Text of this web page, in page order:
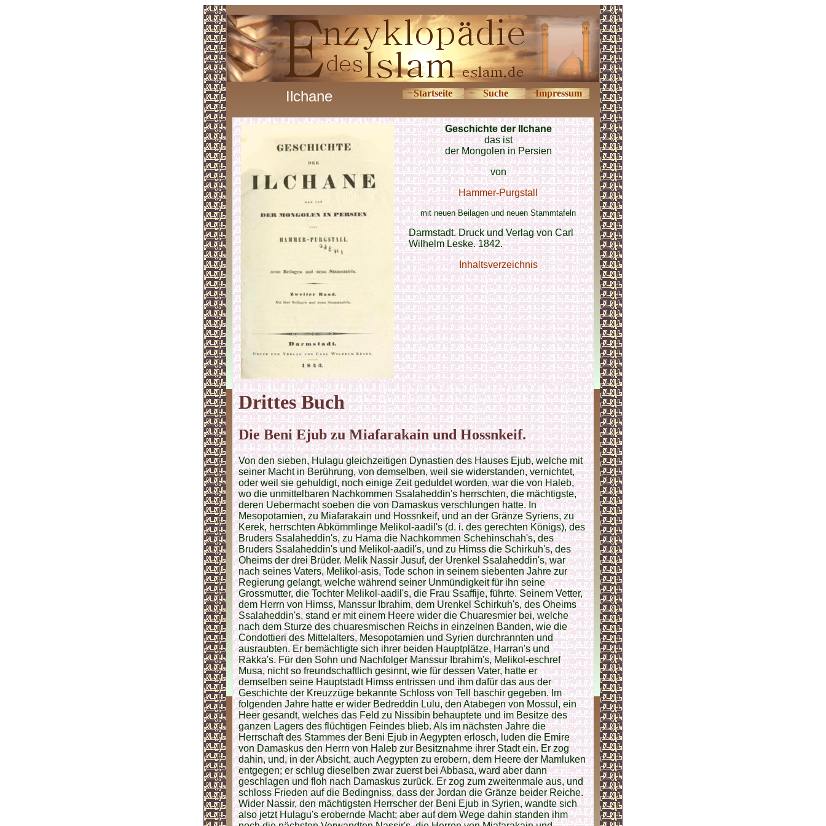
Ilchane Startseite Suche Impressum
Geschichte der Ilchane
das ist
der Mongolen in Persien
von
Hammer-Purgstall
mit neuen Beilagen und neuen Stammtafeln
Darmstadt. Druck und Verlag von Carl
Wilhelm Leske. 1842.
Inhaltsverzeichnis
DrittesBuch
Die Beni Ejub zu Miafarakain und Hossnkeif.
Von den sieben, Hulagu gleichzeitigen Dynastien des Hauses Ejub, welche mit
seiner Macht in Berührung, von demselben, weil sie widerstanden, vernichtet,
oder weil sie gehuldigt, noch einige Zeit geduldet worden, war die von Haleb,
wo die unmittelbaren Nachkommen Ssalaheddin's herrschten, die mächtigste,
deren Uebermacht soeben die von Damaskus verschlungen hatte. In
Mesopotamien, zu Miafarakain und Hossnkeif, und an der Gränze Syriens, zu
Kerek, herrschten Abkömmlinge Melikol-aadil's (d. i. des gerechten Königs), des
Bruders Ssalaheddin's, zu Hama die Nachkommen Schehinschah's, des
Bruders Ssalaheddin's und Melikol-aadil's, und zu Himss die Schirkuh's, des
Oheims der drei Brüder. Melik Nassir Jusuf, der Urenkel Ssalaheddin's, war
nach seines Vaters, Melikol-asis, Tode schon in seinem siebenten Jahre zur
Regierung gelangt, welche während seiner Unmündigkeit für ihn seine
Grossmutter, die Tochter Melikol-aadil's, die Frau Ssaffije, führte. Seinem Vetter,
dem Herrn von Himss, Manssur Ibrahim, dem Urenkel Schirkuh's, des Oheims
Ssalaheddin's, stand er mit einem Heere wider die Chuaresmier bei, welche
nach dem Sturze des chuaresmischen Reichs in einzelnen Banden, wie die
Condottieri des Mittelalters, Mesopotamien und Syrien durchrannten und
ausraubten. Er bemächtigte sich ihrer beiden Hauptplätze, Harran's und
Rakka's. Für den Sohn und Nachfolger Manssur Ibrahim's, Melikol-eschref
Musa, nicht so freundschaftlich gesinnt, wie für dessen Vater, hatte er
demselben seine Hauptstadt Himss entrissen und ihm dafür das aus der
Geschichte der Kreuzzüge bekannte Schloss von Tell baschir gegeben. Im
folgenden Jahre hatte er wider Bedreddin Lulu, den Atabegen von Mossul, ein
Heer gesandt, welches das Feld zu Nissibin behauptete und im Besitze des
ganzen Lagers des flüchtigen Feindes blieb. Als im nächsten Jahre die
Herrschaft des Stammes der Beni Ejub in Aegypten erlosch, luden die Emire
von Damaskus den Herrn von Haleb zur Besitznahme ihrer Stadt ein. Er zog
dahin, und, in der Absicht, auch Aegypten zu erobern, dem Heere der Mamluken
entgegen; er schlug dieselben zwar zuerst bei Abbasa, ward aber dann
geschlagen und floh nach Damaskus zurück. Er zog zum zweitenmale aus, und
schloss Frieden auf die Bedingniss, dass der Jordan die Gränze beider Reiche.
Wider Nassir, den mächtigsten Herrscher der Beni Ejub in Syrien, wandte sich
also jetzt Hulagu's erobernde Macht; aber auf dem Wege dahin standen ihm